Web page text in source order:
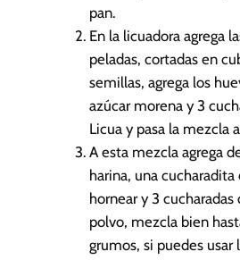
pan.
En la licuadora agrega
peladas, cortadas en
semillas, agrega los
azúcar morena y 3
Licua y pasa la mezcla
A esta mezcla agrega
harina, una cucharadita
hornear y 3 cucharadas
polvo, mezcla bien
grumos, si puedes